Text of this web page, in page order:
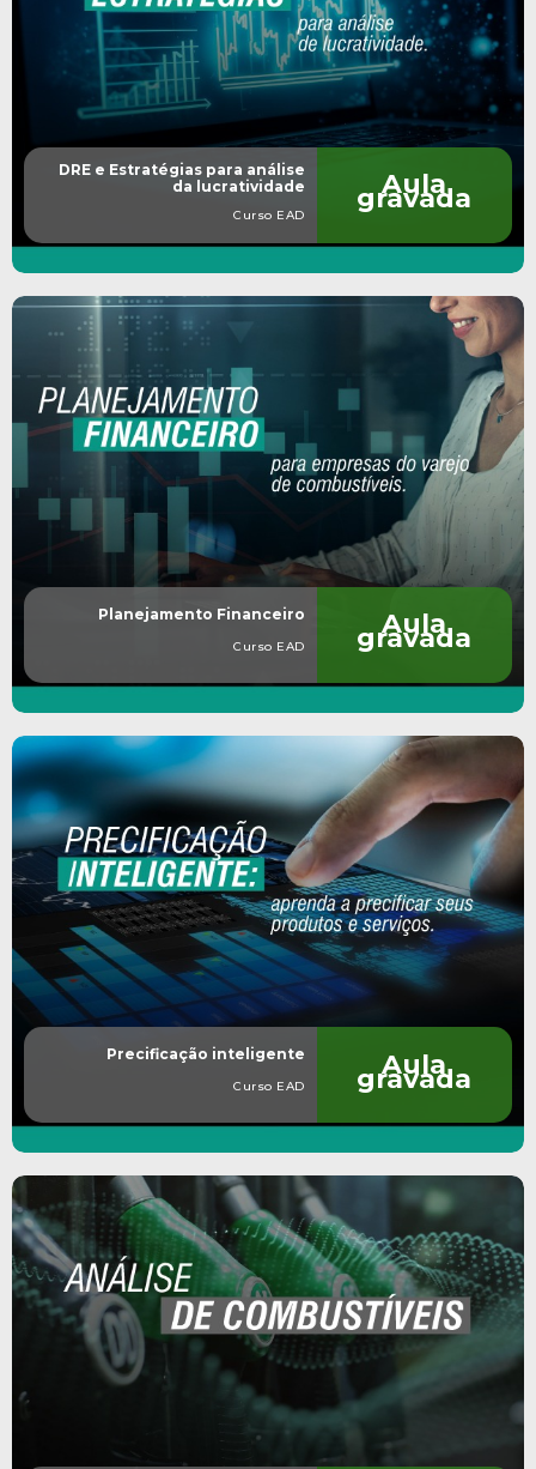
DRE e Estratégias para análise
da lucratividade
Curso EAD
Aula
gravada
Planejamento Financeiro
Curso EAD
Aula
gravada
Precificação inteligente
Curso EAD
Aula
gravada